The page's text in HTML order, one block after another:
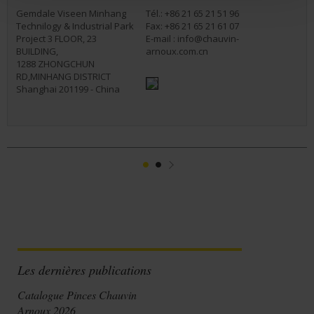
Gemdale Viseen Minhang
Technilogy & Industrial Park
Project 3 FLOOR, 23
BUILDING,
1288 ZHONGCHUN
RD,MINHANG DISTRICT
Shanghai 201199 - China
Tél.: +86 21 65 21 51 96
Fax: +86 21 65 21 61 07
E-mail : info@chauvin-
arnoux.com.cn
Les dernières publications
Catalogue Pinces Chauvin
Arnoux 2026